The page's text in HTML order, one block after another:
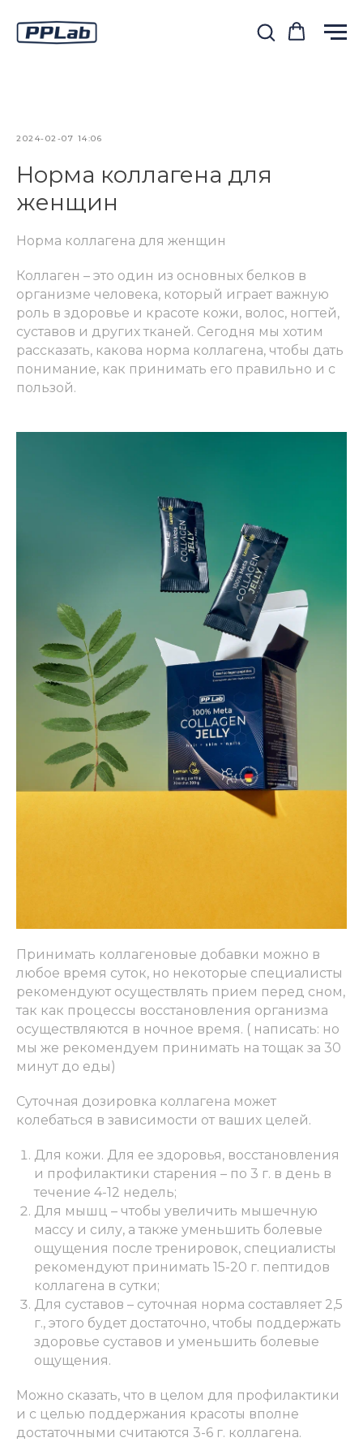
2024-02-07 14:06
Норма коллагена для
женщин
Норма коллагена для женщин
Коллаген – это один из основных белков в
организме человека, который играет важную
роль в здоровье и красоте кожи, волос, ногтей,
суставов и других тканей. Сегодня мы хотим
рассказать, какова норма коллагена, чтобы дать
понимание, как принимать его правильно и с
пользой.
Принимать коллагеновые добавки можно в
любое время суток, но некоторые специалисты
рекомендуют осуществлять прием перед сном,
так как процессы восстановления организма
осуществляются в ночное время. ( написать: но
мы же рекомендуем принимать на тощак за 30
минут до еды)
Суточная дозировка коллагена может
колебаться в зависимости от ваших целей.
Для кожи. Для ее здоровья, восстановления
и профилактики старения – по 3 г. в день в
течение 4-12 недель;
Для мышц – чтобы увеличить мышечную
массу и силу, а также уменьшить болевые
ощущения после тренировок, специалисты
рекомендуют принимать 15-20 г. пептидов
коллагена в сутки;
Для суставов – суточная норма составляет 2,5
г., этого будет достаточно, чтобы поддержать
здоровье суставов и уменьшить болевые
ощущения.
Можно сказать, что в целом для профилактики
и с целью поддержания красоты вполне
достаточными считаются 3-6 г. коллагена.